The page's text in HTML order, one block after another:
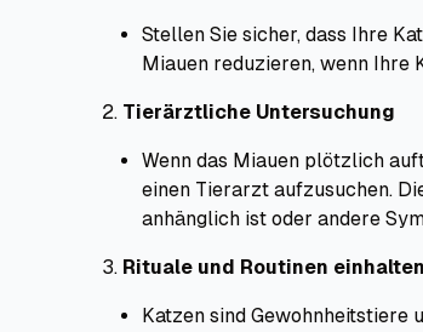
Stellen Sie sicher, dass Ihre
Miauen reduzieren, wenn Ihre
Tierärztliche Untersuchung
Wenn das Miauen plötzlich
einen Tierarzt aufzusuchen.
anhänglich ist oder andere
Rituale und Routinen einhalten
Katzen sind Gewohnheitstiere